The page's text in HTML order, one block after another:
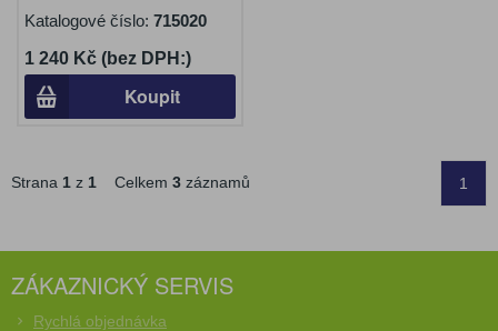
Katalogové číslo: 715020
1 240 Kč (bez DPH:)
Koupit
Strana 1 z 1 Celkem 3 záznamů 1
ZÁKAZNICKÝ SERVIS
Rychlá objednávka